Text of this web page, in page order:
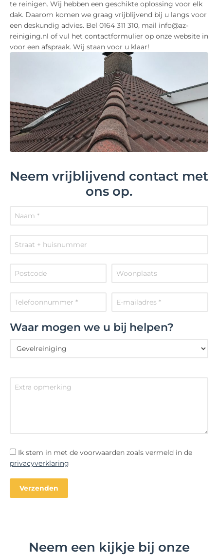
te reinigen. Wij hebben een geschikte oplossing voor elk
dak. Daarom komen we graag vrijblijvend bij u langs voor
een deskundig advies. Bel 0164 311 310, mail info@az-
reiniging.nl of vul het contactformulier op onze website in
voor een afspraak. Wij staan voor u klaar!
Neem vrijblijvend contact met
ons op.
Waar mogen we u bij helpen?
Ik stem in met de voorwaarden zoals vermeld in de
privacyverklaring
Neem een kijkje bij onze